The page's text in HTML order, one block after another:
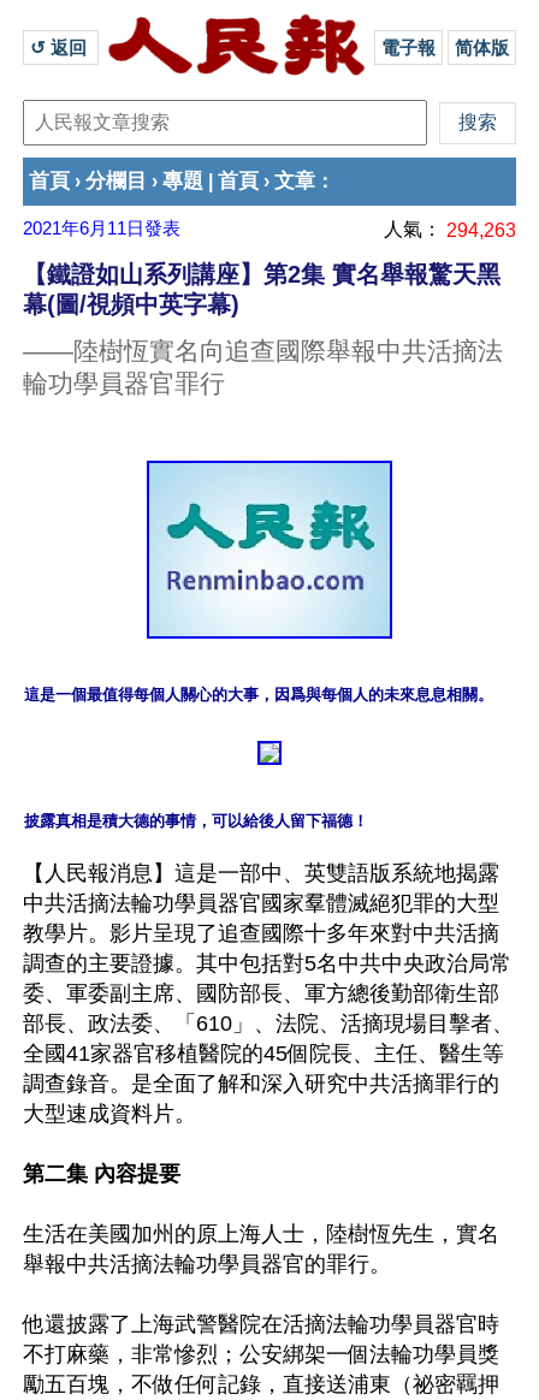
↺ 返回 電子報 简体版
首頁 › 分欄目 › 專題 首頁 › 文章 ：
2021年6月11日發表 人氣： 294,263
【鐵證如山系列講座】第2集 實名舉報驚天黑
幕(圖/視頻中英字幕)
——陸樹恆實名向追查國際舉報中共活摘法
輪功學員器官罪行
這是一個最值得每個人關心的大事，因爲與每個人的未來息息相關。
披露真相是積大德的事情，可以給後人留下福德！
【人民報消息】這是一部中、英雙語版系統地揭露
中共活摘法輪功學員器官國家羣體滅絕犯罪的大型
教學片。影片呈現了追查國際十多年來對中共活摘
調查的主要證據。其中包括對5名中共中央政治局常
委、軍委副主席、國防部長、軍方總後勤部衛生部
部長、政法委、「610」、法院、活摘現場目擊者、
全國41家器官移植醫院的45個院長、主任、醫生等
調查錄音。是全面了解和深入研究中共活摘罪行的
大型速成資料片。
第二集 內容提要
生活在美國加州的原上海人士，陸樹恆先生，實名
舉報中共活摘法輪功學員器官的罪行。
他還披露了上海武警醫院在活摘法輪功學員器官時
不打麻藥，非常慘烈；公安綁架一個法輪功學員獎
勵五百塊，不做任何記錄，直接送浦東（祕密羈押